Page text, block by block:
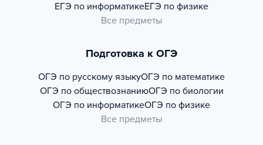
ЕГЭ по информатикеЕГЭ по физике
Все предметы
Подготовка к ОГЭ
ОГЭ по русскому языкуОГЭ по математике
ОГЭ по обществознаниюОГЭ по биологии
ОГЭ по информатикеОГЭ по физике
Все предметы